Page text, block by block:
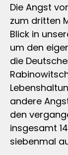
Die Angst
zum dritten
Blick in
um den
die
andere
den
insgesamt
siebenmal